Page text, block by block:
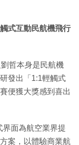
式互動民航機飛行
哲本身是民航機
發出「1:1輕觸式
便獲大獎感到喜出
面為航空業界提
案，以體驗商業航